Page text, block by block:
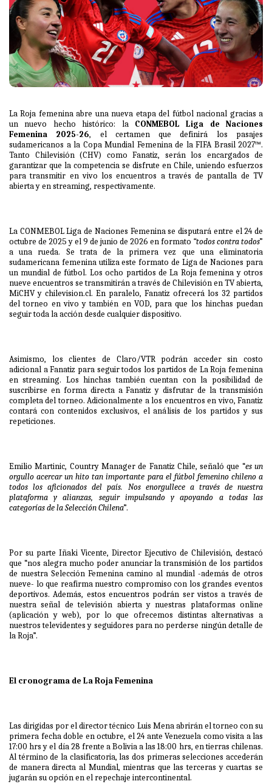
La Roja femenina abre una nueva etapa del fútbol nacional gracias a
un nuevo hecho histórico: la CONMEBOL Liga de Naciones
Femenina 2025-26, el certamen que definirá los pasajes
sudamericanos a la Copa Mundial Femenina de la FIFA Brasil 2027™.
Tanto Chilevisión (CHV) como Fanatiz, serán los encargados de
garantizar que la competencia se disfrute en Chile, uniendo esfuerzos
para transmitir en vivo los encuentros a través de pantalla de TV
abierta y en streaming, respectivamente.
La CONMEBOL Liga de Naciones Femenina se disputará entre el 24 de
octubre de 2025 y el 9 de junio de 2026 en formato “todos contra todos”
a una rueda. Se trata de la primera vez que una eliminatoria
sudamericana femenina utiliza este formato de Liga de Naciones para
un mundial de fútbol. Los ocho partidos de La Roja femenina y otros
nueve encuentros se transmitirán a través de Chilevisión en TV abierta,
MiCHV y chilevision.cl. En paralelo, Fanatiz ofrecerá los 32 partidos
del torneo en vivo y también en VOD, para que los hinchas puedan
seguir toda la acción desde cualquier dispositivo.
Asimismo, los clientes de Claro/VTR podrán acceder sin costo
adicional a Fanatiz para seguir todos los partidos de La Roja femenina
en streaming. Los hinchas también cuentan con la posibilidad de
suscribirse en forma directa a Fanatiz y disfrutar de la transmisión
completa del torneo. Adicionalmente a los encuentros en vivo, Fanatiz
contará con contenidos exclusivos, el análisis de los partidos y sus
repeticiones.
Emilio Martinic, Country Manager de Fanatiz Chile, señaló que “es un
orgullo acercar un hito tan importante para el fútbol femenino chileno a
todos los aficionados del país. Nos enorgullece a través de nuestra
plataforma y alianzas, seguir impulsando y apoyando a todas las
categorías de la Selección Chilena”.
Por su parte Iñaki Vicente, Director Ejecutivo de Chilevisión, destacó
que “nos alegra mucho poder anunciar la transmisión de los partidos
de nuestra Selección Femenina camino al mundial -además de otros
nueve- lo que reafirma nuestro compromiso con los grandes eventos
deportivos. Además, estos encuentros podrán ser vistos a través de
nuestra señal de televisión abierta y nuestras plataformas online
(aplicación y web), por lo que ofrecemos distintas alternativas a
nuestros televidentes y seguidores para no perderse ningún detalle de
la Roja”.
El cronograma de La Roja Femenina
Las dirigidas por el director técnico Luis Mena abrirán el torneo con su
primera fecha doble en octubre, el 24 ante Venezuela como visita a las
17:00 hrs y el día 28 frente a Bolivia a las 18:00 hrs, en tierras chilenas.
Al término de la clasificatoria, las dos primeras selecciones accederán
de manera directa al Mundial, mientras que las terceras y cuartas se
jugarán su opción en el repechaje intercontinental.